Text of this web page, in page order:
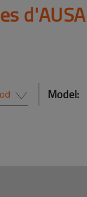
d'AUSA
Model: